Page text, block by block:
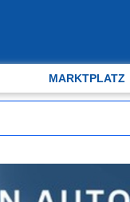
MARKTPLATZ